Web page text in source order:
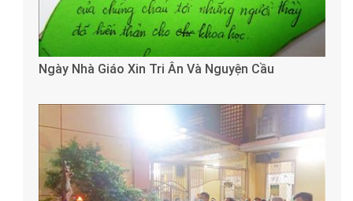
Ngày Nhà Giáo Xin Tri Ân Và Nguyện Cầu